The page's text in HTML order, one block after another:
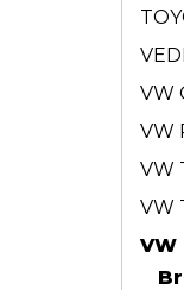
VW
VW
VW
VW
VW